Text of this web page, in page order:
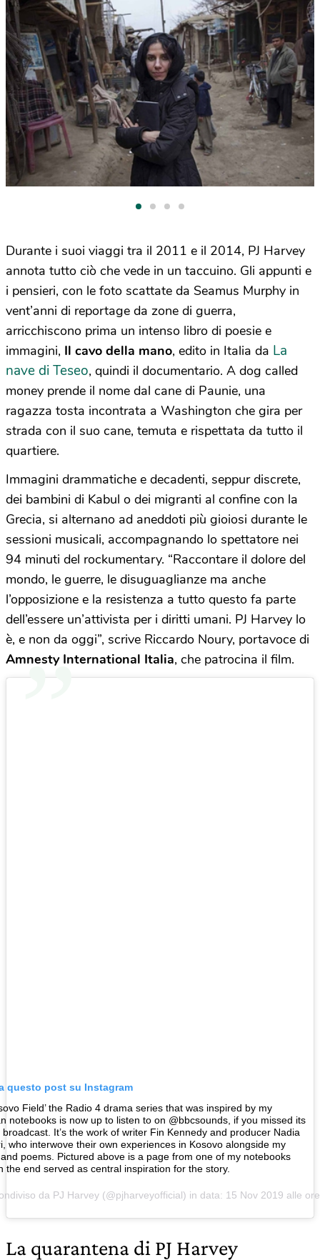
Durante i suoi viaggi tra il 2011 e il 2014, PJ Harvey
annota tutto ciò che vede in un taccuino. Gli appunti e
i pensieri, con le foto scattate da Seamus Murphy in
vent’anni di reportage da zone di guerra,
arricchiscono prima un intenso libro di poesie e
immagini, Il cavo della mano, edito in Italia da La
nave di Teseo, quindi il documentario. A dog called
money prende il nome dal cane di Paunie, una
ragazza tosta incontrata a Washington che gira per
strada con il suo cane, temuta e rispettata da tutto il
quartiere.
Immagini drammatiche e decadenti, seppur discrete,
dei bambini di Kabul o dei migranti al confine con la
Grecia, si alternano ad aneddoti più gioiosi durante le
sessioni musicali, accompagnando lo spettatore nei
94 minuti del rockumentary. “Raccontare il dolore del
mondo, le guerre, le disuguaglianze ma anche
l’opposizione e la resistenza a tutto questo fa parte
dell’essere un’attivista per i diritti umani. PJ Harvey lo
è, e non da oggi”, scrive Riccardo Noury, portavoce di
Amnesty International Italia, che patrocina il film.
questo post su Instagram
Field’ the Radio 4 drama series that was inspired by my
notebooks is now up to listen to on @bbcsounds, if you missed its
It’s the work of writer Fin Kennedy and producer Nadia
who interwove their own experiences in Kosovo alongside my
poems. Pictured above is a page from one of my notebooks
the end served as central inspiration for the story.
da PJ Harvey (@pjharveyofficial) in data: 15 Nov 2019 alle
La quarantena di PJ Harvey